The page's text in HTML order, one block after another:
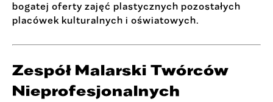
bogatej oferty zajęć plastycznych pozostałych
placówek kulturalnych i oświatowych.
Zespół Malarski Twórców
Nieprofesjonalnych